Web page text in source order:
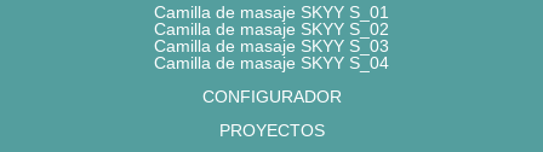
Camilla de masaje SKYY S_01
Camilla de masaje SKYY S_02
Camilla de masaje SKYY S_03
Camilla de masaje SKYY S_04
CONFIGURADOR
PROYECTOS